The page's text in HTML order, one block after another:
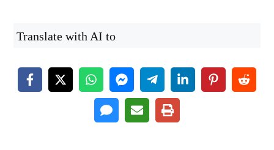
Translate with AI to